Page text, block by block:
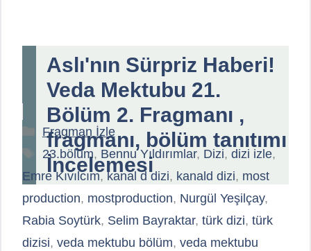
Aslı'nın Sürpriz Haberi!
Veda Mektubu 21.
Bölüm 2. Fragmanı ,
fragmanı, bölüm tanıtımı
İncelemesi
Kategoriler
Fragman İzle
Etiketler
23.bölüm, Bennu Yıldırımlar, Dizi, dizi izle,
Emre Kıvılcım, kanal d dizi, kanald dizi, most
production, mostproduction, Nurgül Yeşilçay,
Rabia Soytürk, Selim Bayraktar, türk dizi, türk
dizisi, veda mektubu bölüm, veda mektubu